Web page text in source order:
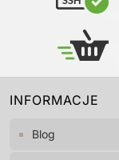
INFORMACJE
Blog